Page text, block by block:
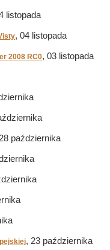
listopada
, 04 listopada
2008 RC0, 03 listopada
października
, 23 października